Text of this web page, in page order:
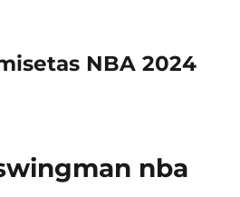
NBA 2024
nba